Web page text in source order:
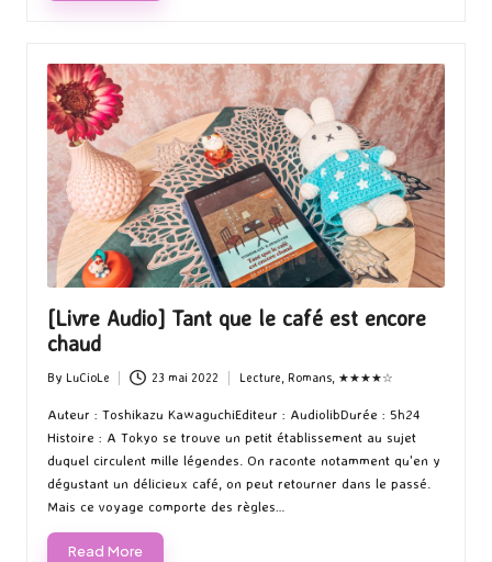
[Livre Audio] Tant que le café est encore
chaud
Posted
by
By LuCioLe 23 mai 2022
in
Lecture, Romans, ★★★★☆
Auteur : Toshikazu KawaguchiEditeur : AudiolibDurée : 5h24
Histoire : A Tokyo se trouve un petit établissement au sujet
duquel circulent mille légendes. On raconte notamment qu'en y
dégustant un délicieux café, on peut retourner dans le passé.
Mais ce voyage comporte des règles…
Read More